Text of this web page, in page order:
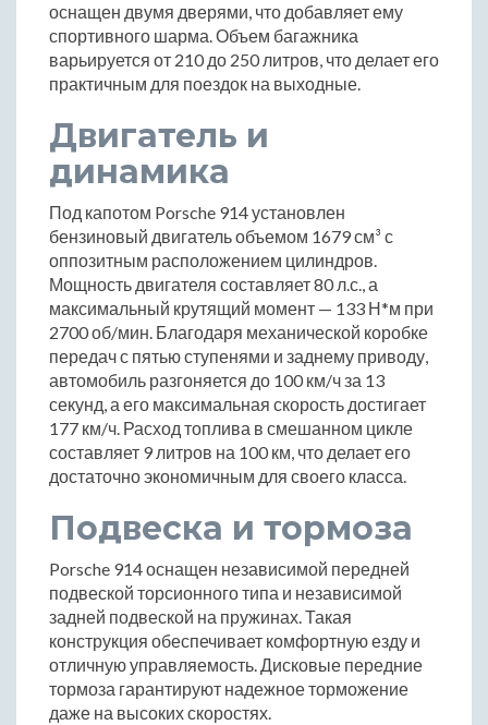
оснащен двумя дверями, что добавляет ему
спортивного шарма. Объем багажника
варьируется от 210 до 250 литров, что делает его
практичным для поездок на выходные.
Двигатель и
динамика
Под капотом Porsche 914 установлен
бензиновый двигатель объемом 1679 см³ с
оппозитным расположением цилиндров.
Мощность двигателя составляет 80 л.с., а
максимальный крутящий момент — 133 Н*м при
2700 об/мин. Благодаря механической коробке
передач с пятью ступенями и заднему приводу,
автомобиль разгоняется до 100 км/ч за 13
секунд, а его максимальная скорость достигает
177 км/ч. Расход топлива в смешанном цикле
составляет 9 литров на 100 км, что делает его
достаточно экономичным для своего класса.
Подвеска и тормоза
Porsche 914 оснащен независимой передней
подвеской торсионного типа и независимой
задней подвеской на пружинах. Такая
конструкция обеспечивает комфортную езду и
отличную управляемость. Дисковые передние
тормоза гарантируют надежное торможение
даже на высоких скоростях.